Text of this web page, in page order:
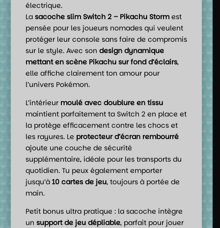
électrique.
La sacoche slim Switch 2 – Pikachu Stormest
pensée pour les joueurs nomades qui veulent
protéger leur console sans faire de compromis
sur le style. Avec son design dynamique
mettant en scène Pikachu sur fond d’éclairs,
elle affiche clairement ton amour pour
l’univers Pokémon.
L’intérieur moulé avec doublure en tissu
maintient parfaitement ta Switch 2 en place et
la protège efficacement contre les chocs et
les rayures. Le protecteur d’écran rembourré
ajoute une couche de sécurité
supplémentaire, idéale pour les transports du
quotidien. Tu peux également emporter
jusqu’à 10 cartes de jeu, toujours à portée de
main.
Petit bonus ultra pratique : la sacoche intègre
un support de jeu dépliable, parfait pour jouer